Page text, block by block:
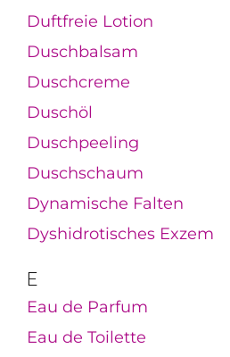
Duftfreie Lotion
Duschbalsam
Duschcreme
Duschöl
Duschpeeling
Duschschaum
Dynamische Falten
Dyshidrotisches Exzem
E
Eau de Parfum
Eau de Toilette